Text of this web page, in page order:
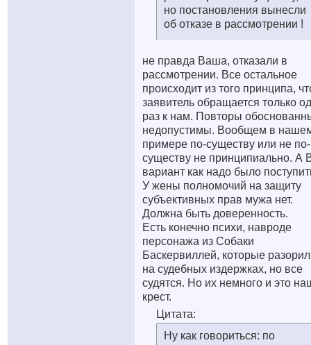
но постановления вынесли
об отказе в рассмотрении !
не правда Ваша, отказали в
рассмотрении. Все остальное
происходит из того принципа,
заявитель обращается только
раз к нам. Повторы
недопустимы. Вообщем в
примере по-существу или не по-
существу не принципиально. А
вариант как надо было
У жены полномочий на защиту
субъективных прав мужа нет.
Должна быть доверенность.
Есть конечно психи, навроде
персонажа из Собаки
Баскервиллей, которые
на судебных издержках, но все
судятся. Но их немного и это
крест.
Цитата:
Ну как говориться: по